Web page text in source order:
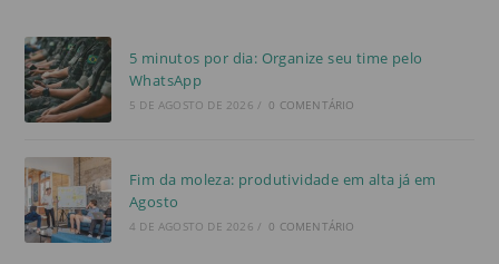
5 minutos por dia: Organize seu time pelo
WhatsApp
5 DE AGOSTO DE 2026 / 0 COMENTÁRIO
Fim da moleza: produtividade em alta já em
Agosto
4 DE AGOSTO DE 2026 / 0 COMENTÁRIO